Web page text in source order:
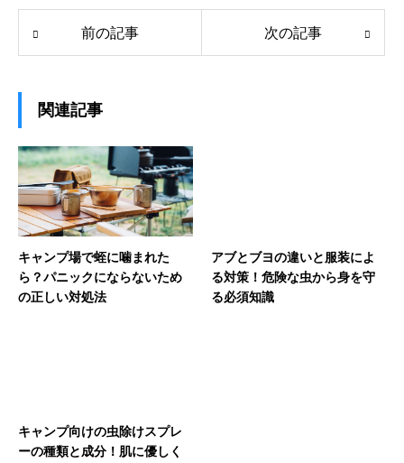
前の記事 次の記事
関連記事
キャンプ場で蛭に噛まれた
ら？パニックにならないため
の正しい対処法
アブとブヨの違いと服装によ
る対策！危険な虫から身を守
る必須知識
キャンプ向けの虫除けスプレ
ーの種類と成分！肌に優しく